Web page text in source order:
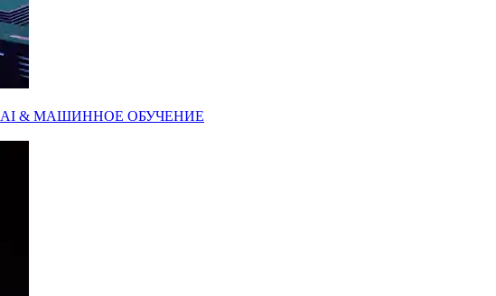
AI & МАШИННОЕ ОБУЧЕНИЕ